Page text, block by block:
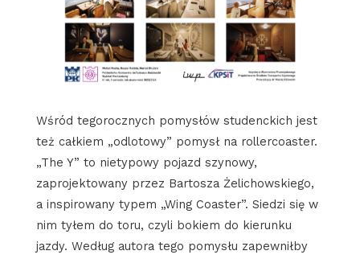
Wśród tegorocznych pomysłów studenckich jest
też całkiem „odlotowy” pomysł na rollercoaster.
„The Y” to nietypowy pojazd szynowy,
zaprojektowany przez Bartosza Żelichowskiego,
a inspirowany typem „Wing Coaster”. Siedzi się w
nim tyłem do toru, czyli bokiem do kierunku
jazdy. Według autora tego pomysłu zapewniłby